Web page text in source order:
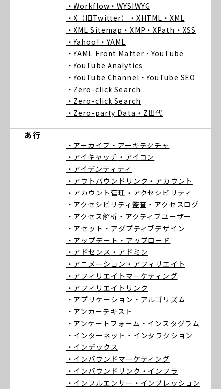
・Workflow ・WYSIWYG
・X（旧Twitter）
・XHTML ・XML
・XML Sitemap ・XMP ・XPath ・XSS
・Yahoo! ・YAML
・YAML Front Matter ・YouTube
・YouTube Analytics
・YouTube Channel ・YouTube SEO
・Zero-click Search
・Zero-click Search
・Zero-party Data ・Z世代
あ行
・アーカイブ ・アーキテクチャ
・アイキャッチ ・アイコン
・アイデンティティ
・アウトバウンドリンク ・アカウント
・アカウント管理 ・アクセシビリティ
・アクセシビリティ監査 ・アクセスログ
・アクセス解析 ・アクティブユーザー
・アセット ・アダプティブデザイン
・アップデート ・アップロード
・アドセンス ・アドミン
・アニメーション ・アフィリエイト
・アフィリエイトマーケティング
・アフィリエイトリンク
・アプリケーション ・アルゴリズム
・アンカーテキスト
・アンケートフォーム ・インスタグラム
・インターネット ・インタラクション
・インデックス
・インバウンドマーケティング
・インバウンドリンク ・インフラ
・インフルエンサー ・インプレッション